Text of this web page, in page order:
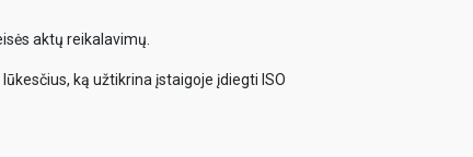
aktų reikalavimų.
ką užtikrina įstaigoje įdiegti ISO